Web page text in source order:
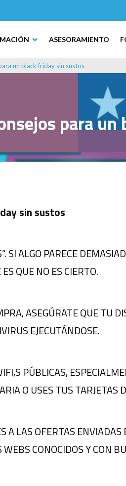
ASESORAMIENTO
un black friday sin sustos
para
sin sustos
SI ALGO PARECE
QUE NO ES CIERTO.
ASEGÚRATE QUE TU
EJECUTÁNDOSE.
PÚBLICAS,
O USES TUS TARJETAS
A LAS OFERTAS ENVIADAS
CONOCIDOS Y CON